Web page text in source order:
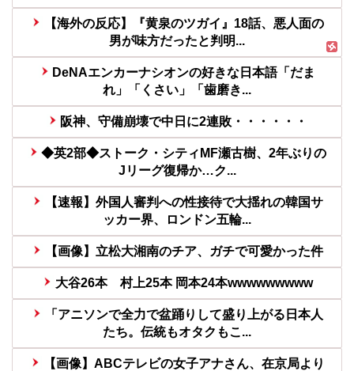
【海外の反応】『黄泉のツガイ』18話、悪人面の
男が味方だったと判明...
DeNAエンカーナシオンの好きな日本語「だま
れ」「くさい」「歯磨き...
阪神、守備崩壊で中日に2連敗・・・・・・
◆英2部◆ストーク・シティMF瀬古樹、2年ぶりの
Jリーグ復帰か…ク...
【速報】外国人審判への性接待で大揺れの韓国サ
ッカー界、ロンドン五輪...
【画像】立松大湘南のチア、ガチで可愛かった件
大谷26本 村上25本 岡本24本wwwwwwwww
「アニソンで全力で盆踊りして盛り上がる日本人
たち。伝統もオタクもこ...
【画像】ABCテレビの女子アナさん、在京局より